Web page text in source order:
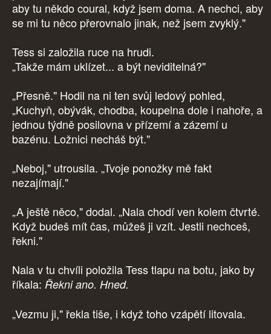
aby tu někdo coural, když jsem doma. A nechci, aby
se mi tu něco přerovnalo jinak, než jsem zvyklý."
Tess si založila ruce na hrudi.
„Takže mám uklízet... a být neviditelná?"
„Přesně." Hodil na ni ten svůj ledový pohled,
„Kuchyň, obývák, chodba, koupelna dole i nahoře, a
jednou týdně posilovna v přízemí a zázemí u
bazénu. Ložnici necháš být."
„Neboj," utrousila. „Tvoje ponožky mě fakt
nezajímají."
„A ještě něco," dodal. „Nala chodí ven kolem čtvrté.
Když budeš mít čas, můžeš ji vzít. Jestli nechceš,
řekni."
Nala v tu chvíli položila Tess tlapu na botu, jako by
říkala: Řekni ano. Hned.
„Vezmu ji," řekla tiše, i když toho vzápětí litovala.